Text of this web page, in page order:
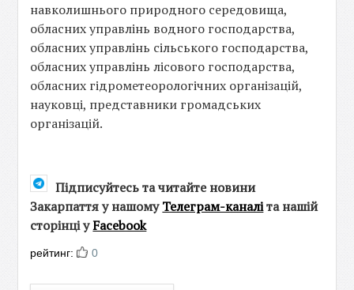
навколишнього природного середовища,
обласних управлінь водного господарства,
обласних управлінь сільського господарства,
обласних управлінь лісового господарства,
обласних гідрометеорологічних організацій,
науковці, представники громадських
організацій.
Підписуйтесь та читайте новини
Закарпаття у нашомуТелеграм-каналіта нашій
сторінці уFacebook
рейтинг: 0